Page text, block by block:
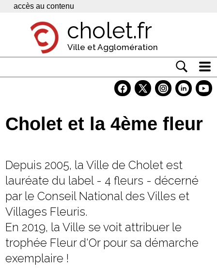
Panneau de gestion des cookies
accès au contenu
cholet.fr
Ville et Agglomération
Economie
Contacts
Cholet et la 4ème fleur
Depuis 2005, la Ville de Cholet est
lauréate du label - 4 fleurs - décerné
par le Conseil National des Villes et
Villages Fleuris.
En 2019, la Ville se voit attribuer le
trophée Fleur d'Or pour sa démarche
exemplaire !